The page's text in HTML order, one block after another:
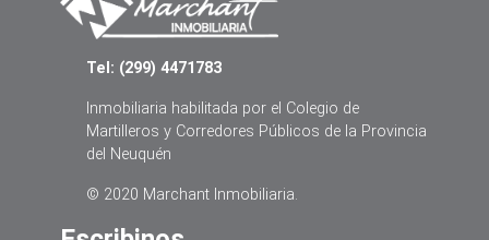
Tel: (299) 4471783
Inmobiliaria habilitada por el Colegio de
Martilleros y Corredores Públicos de la Provincia
del Neuquén
© 2020 Marchant Inmobiliaria.